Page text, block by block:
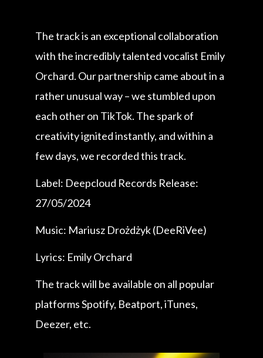
The track is an exceptional collaboration
with the incredibly talented vocalist Emily
Orchard. Our partnership came about in a
rather unusual way – we stumbled upon
each other on TikTok. The spark of
creativity ignited instantly, and within a
few days, we recorded this track.
Label: Deepcloud Records Release:
27/05/2024
Music: Mariusz Drożdżyk (DeeRiVee)
Lyrics: Emily Orchard
The track will be available on all popular
platforms Spotify, Beatport, iTunes,
Deezer, etc.